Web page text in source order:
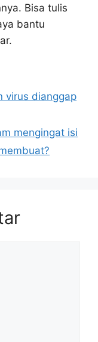
Bisa tulis
bantu
virus dianggap
mengingat isi